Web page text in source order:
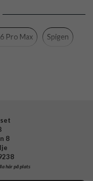
kompatibel, Slimmad
Grå
Pro Max Spigen
8
här på plats